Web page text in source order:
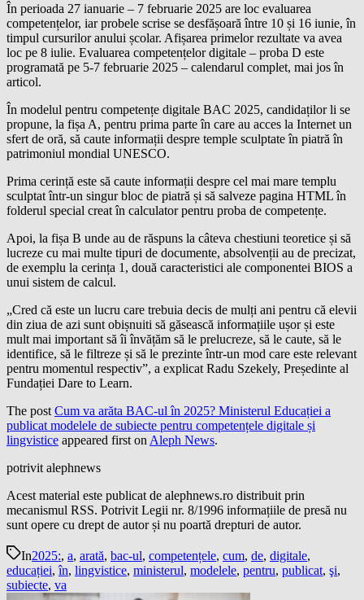
În perioada 27 ianuarie – 7 februarie 2025 are loc evaluarea
competențelor, iar probele scrise se desfășoară între 10 și 16 iunie, în
timpul cursurilor anului școlar. Afișarea primelor rezultate va avea
loc pe 8 iulie. Evaluarea competențelor digitale – proba D este
programată pe 5-7 februarie 2025 – calendarul complet, mai jos în
articol.
În modelul pentru competențe digitale BAC 2025, candidaților li se
propune, la fișa A, pentru prima parte în care au acces la Internet un
sfert de oră, să caute informații despre temple sculptate în piatră în
patrimoniul mondial UNESCO.
Prima cerință este să caute informații despre cel mai mare templu
sculptat într-un singur bloc de piatră și să salveze pagina HTML în
folderul special creat în calculator pentru proba de competențe.
Apoi, la fișa B unde au de răspuns la câteva chestiuni teoretice și să
lucreze cu mai multe tipuri de documente, absolvenții au de precizat,
de exemplu la cerința 1, două caracteristici ale componentei BIOS a
unui sistem de calcul.
„Cred că este un lucru care trebuia decis de mulți ani pentru că elevii
din ziua de azi sunt obișnuiti să găsească informațiile ușor și este
mult mai important să îi învățăm să le prelucreze, să le caute, să le
identifice, să le filtreze și să le prezinte într-un mod care este relevant
pentru momentul respectiv”, a explicat Radu Szekely, Președinte al
Fundației Dare to Learn.
The post Cum va arăta BAC-ul în 2025? Ministerul Educației a
publicat modelele de subiecte pentru competențele digitale și
lingvistice appeared first on Aleph News.
potrivit alephnews
Acest material este publicat de alephnews.ro distribuit prin
mecanismul RSS. Potrivit Legii nr. 8/1996 informațiile de presă nu
sunt opere cu drept de autor și nu poartă drepturi de autor.
In2025:, a, arată, bac-ul, competențele, cum, de, digitale,
educației,în, lingvistice, ministerul, modelele, pentru, publicat, şi,
subiecte, va